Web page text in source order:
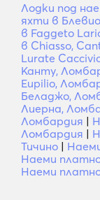
Лодки под
яхти в
в Faggeto
в Chiasso,
Lurate
Канту,
Eupilio,
Беладжо,
Лиерна,
Ломбардия |
Ломбардия |
Тичино |
Наеми
Наеми